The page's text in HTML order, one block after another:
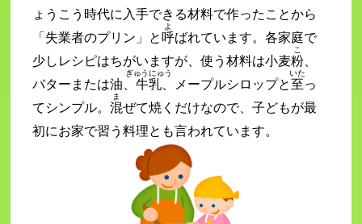
ょうこう時代に入手できる材料で作ったことから
「失業者のプリン」と呼
よ
ばれています。各家庭で
少しレシピはちがいますが、使う材料は小麦粉
こ
バターまたは油、牛乳
ぎゅうにゅう
、メープルシロップと至
いた
っ
てシンプル。混
ま
ぜて焼くだけなので、子どもが最
初にお家で習う料理とも言われています。